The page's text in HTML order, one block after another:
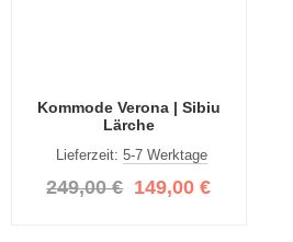
Kommode Verona | Sibiu
Lärche
Lieferzeit: 5-7 Werktage
249,00 € 149,00 €